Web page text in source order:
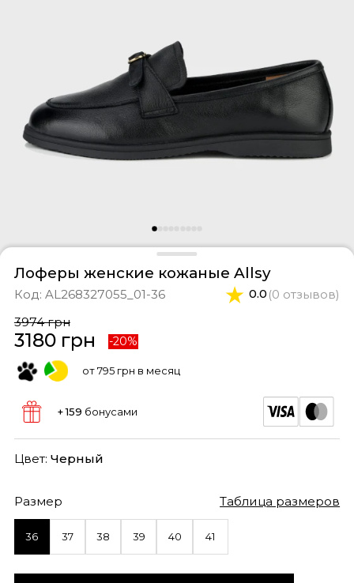
костюмы
Лоферы женские кожаные Allsy
Код: AL268327055_01-36 0.0 (0 отзывов)
3974 грн
3180 грн -20%
от 795 грн в месяц
+ 159 бонусами
Цвет: Черный
Размер Таблица размеров
36 37 38 39 40 41